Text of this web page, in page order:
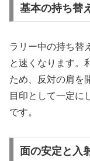
基本の持ち替
ラリー中の持ち替
と速くなります。
ため、反対の肩を
目印として一定に
です。
面の安定と入